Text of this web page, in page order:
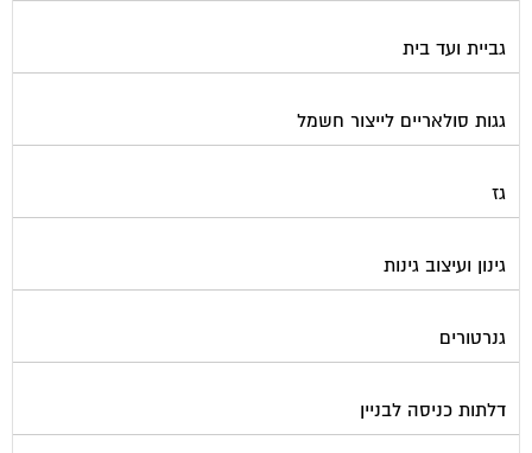
גביית ועד בית
גגות סולאריים לייצור חשמל
גז
גינון ועיצוב גינות
גנרטורים
דלתות כניסה לבניין